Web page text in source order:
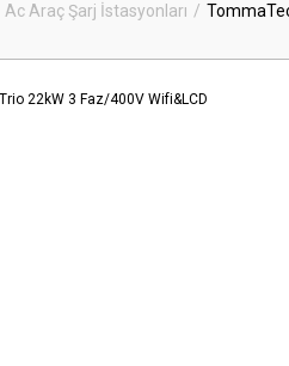
Ac Araç Şarj İstasyonları